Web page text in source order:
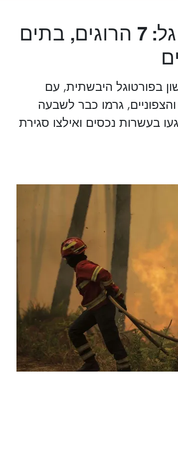
עדכון שריפה בפורטוגל: 7 הרוגים, בתים
בפורטוגל היבשתית, עם
גרמו כבר לשבעה
40 פצועים, שפגעו בעשרות נכסים ואילצו סגירת